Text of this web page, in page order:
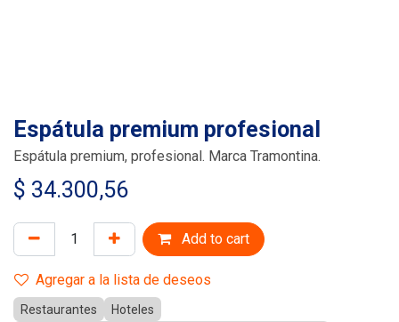
Espátula premium profesional
Espátula premium, profesional. Marca Tramontina.
$ 34.300,56
Add to cart
Agregar a la lista de deseos
Restaurantes Hoteles